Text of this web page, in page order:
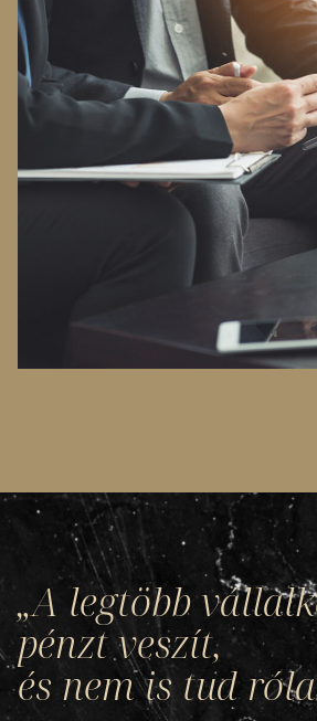
„A legtöbb
pénzt veszít,
és nem is tud